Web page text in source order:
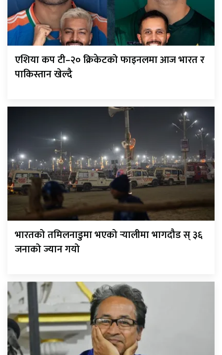
एशिया कप टी–२० क्रिकेटको फाइनलमा आज भारत र
पाकिस्तान खेल्दै
भारतको तमिलनाडुमा भएको र्‍यालीमा भागदौड स् ३६
जनाको ज्यान गयो